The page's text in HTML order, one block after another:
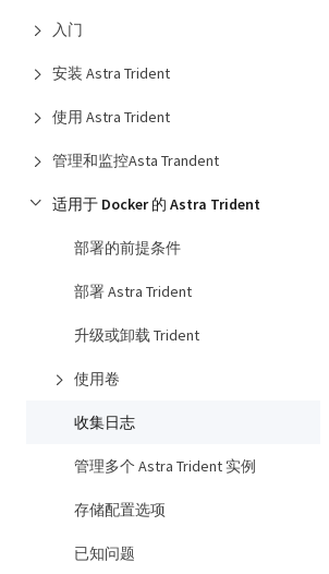
入门
安装 Astra Trident
使用 Astra Trident
管理和监控Asta Trandent
适用于 Docker 的 Astra Trident
部署的前提条件
部署 Astra Trident
升级或卸载 Trident
使用卷
收集日志
管理多个 Astra Trident 实例
存储配置选项
已知问题